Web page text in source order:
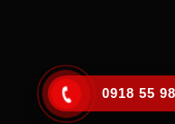
0918 55